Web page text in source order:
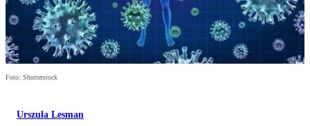
Foto: Shutterstock
Urszula Lesman